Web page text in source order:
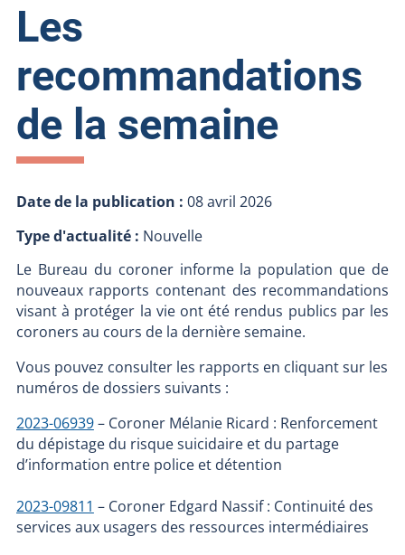
Les
recommandations
de la semaine
Date de la publication : 08 avril 2026
Type d'actualité : Nouvelle
Le Bureau du coroner informe la population que de
nouveaux rapports contenant des recommandations
visant à protéger la vie ont été rendus publics par les
coroners au cours de la dernière semaine.
Vous pouvez consulter les rapports en cliquant sur les
numéros de dossiers suivants :
2023-06939– Coroner Mélanie Ricard : Renforcement
du dépistage du risque suicidaire et du partage
d’information entre police et détention
2023-09811 – Coroner Edgard Nassif : Continuité des
services aux usagers des ressources intermédiaires